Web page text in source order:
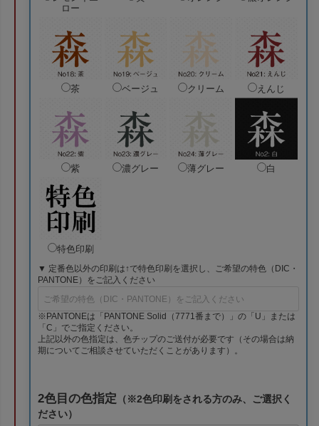
ロー
茶 ベージュ クリーム えんじ
紫 濃グレー 薄グレー 白
特色印刷
▼ 定番色以外の印刷は↑で特色印刷を選択し、ご希望の特色（DIC・
PANTONE）をご記入ください
※PANTONEは「PANTONE Solid（7771番まで）」の「U」または
「C」でご指定ください。
上記以外の色指定は、色チップのご送付が必要です（その場合は納
期についてご相談させていただくことがあります）。
2色目の色指定 （※2色印刷をされる方のみ、ご選択く
ださい）